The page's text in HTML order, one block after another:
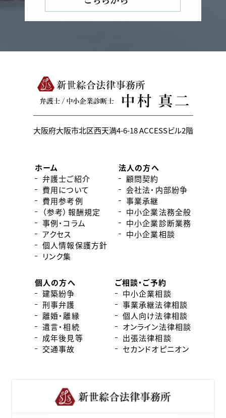
大阪府大阪市北区西天満4-6-18ACCESSビル2階
ホーム
弁護士ご紹介
費用について
費用参考例
（参考）報酬規定
事例・コラム
アクセス
個人情報保護方針
リンク集
法人の方へ
顧問契約
会社法・内部紛争
事業承継
中小企業法務全般
中小企業診断業務
中小企業相談
個人の方へ
建築紛争
刑事弁護
離婚・離縁
遺言・相続
成年後見等
交通事故
ご相談・ご予約
中小企業相談
事業承継法律相談
個人向け法律相談
オンライン法律相談
出張法律相談
セカンドオピニオン